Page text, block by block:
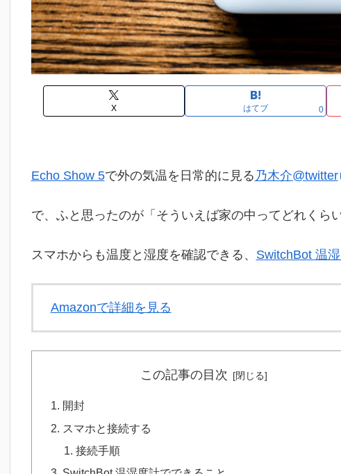
X はてブ 0
Echo Show 5で外の気温を日常的に見る 乃木介@twitter
で、ふと思ったのが「そういえば家の中ってどれくら
スマホからも温度と湿度を確認できる、 SwitchBot 温
Amazonで詳細を見る
この記事の目次
開封
スマホと接続する
接続手順